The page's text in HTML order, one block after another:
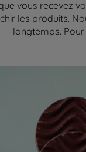
vous recevez
les produits.
longtemps.